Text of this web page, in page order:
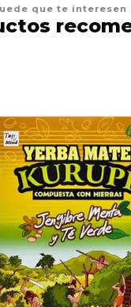
que te interesen